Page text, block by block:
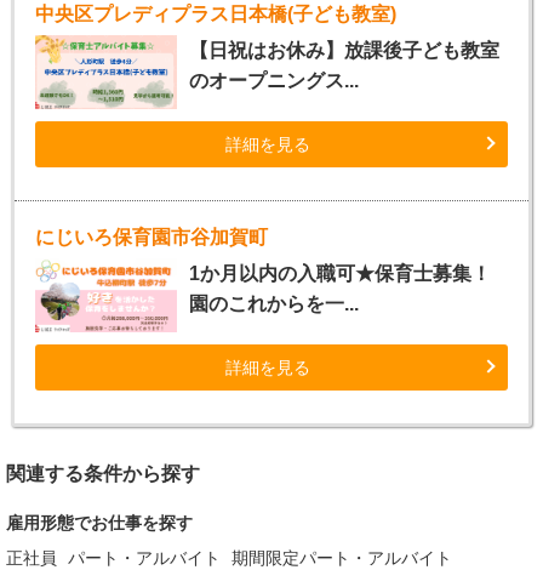
中央区プレディプラス日本橋(子ども教室)
【日祝はお休み】放課後子ども教室
のオープニングス...
詳細を見る
にじいろ保育園市谷加賀町
1か月以内の入職可★保育士募集！
園のこれからを一...
詳細を見る
関連する条件から探す
雇用形態でお仕事を探す
正社員
パート・アルバイト 期間限定パート・アルバイト